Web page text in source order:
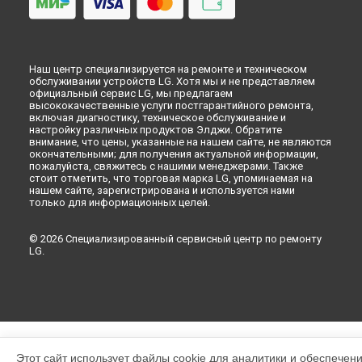
Наш центр специализируется на ремонте и техническом
обслуживании устройств LG. Хотя мы и не представляем
официальный сервис LG, мы предлагаем
высококачественные услуги постгарантийного ремонта,
включая диагностику, техническое обслуживание и
настройку различных продуктов Элджи. Обратите
внимание, что цены, указанные на нашем сайте, не являются
окончательными; для получения актуальной информации,
пожалуйста, свяжитесь с нашими менеджерами. Также
стоит отметить, что торговая марка LG, упоминаемая на
нашем сайте, зарегистрирована и используется нами
только для информационных целей.
© 2026 Специализированный сервисный центр по ремонту
LG.
Этот сайт использует файлы cookie для аналитики и